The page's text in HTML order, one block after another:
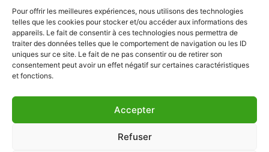
Pour offrir les meilleures expériences, nous utilisons des technologies
telles que les cookies pour stocker et/ou accéder aux informations des
appareils. Le fait de consentir à ces technologies nous permettra de
traiter des données telles que le comportement de navigation ou les ID
uniques sur ce site. Le fait de ne pas consentir ou de retirer son
consentement peut avoir un effet négatif sur certaines caractéristiques
et fonctions.
Accepter
Refuser
Vie pratique
Nous contacter
Administration